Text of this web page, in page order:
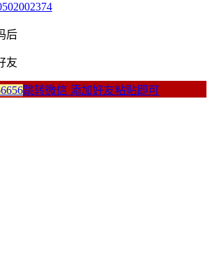
后
友
跳转微信 添加好友粘贴即可